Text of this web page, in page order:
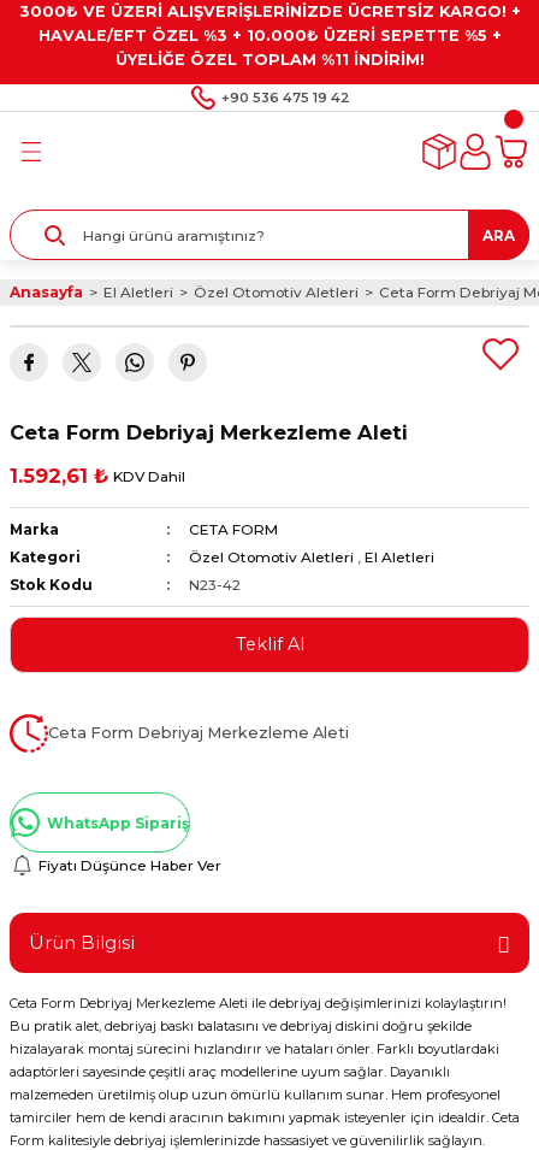
3000₺ VE ÜZERİ ALIŞVERİŞLERİNİZDE ÜCRETSİZ KARGO! +
HAVALE/EFT ÖZEL %3 + 10.000₺ ÜZERİ SEPETTE %5 +
ÜYELİĞE ÖZEL TOPLAM %11 İNDİRİM!
+90 536 475 19 42
Geri Dön
Kaplamalar
Geri Dön
Geri Dön
Gresler
Geri Dön
Alet Setleri
ve Multimetreler
ve Penseler
Aletleri
Geri Dön
Taşları ve
ARA
Anasayfa El Aletleri Özel Otomotiv Aletleri Ceta Form Debriyaj
Ceta Form Debriyaj Merkezleme Aleti
1.592,61 ₺ KDV Dahil
Marka
CETA FORM
Kategori
Özel Otomotiv Aletleri , El Aletleri
Stok Kodu
N23-42
Teklif Al
Ceta Form Debriyaj Merkezleme Aleti
WhatsApp Sipariş
Fiyatı Düşünce Haber Ver
Ürün Bilgisi
Ceta Form Debriyaj Merkezleme Aleti ile debriyaj değişimlerinizi kolaylaştırın!
Bu pratik alet, debriyaj baskı balatasını ve debriyaj diskini doğru şekilde
hizalayarak montaj sürecini hızlandırır ve hataları önler. Farklı boyutlardaki
adaptörleri sayesinde çeşitli araç modellerine uyum sağlar. Dayanıklı
malzemeden üretilmiş olup uzun ömürlü kullanım sunar. Hem profesyonel
tamirciler hem de kendi aracının bakımını yapmak isteyenler için idealdir. Ceta
Form kalitesiyle debriyaj işlemlerinizde hassasiyet ve güvenilirlik sağlayın.